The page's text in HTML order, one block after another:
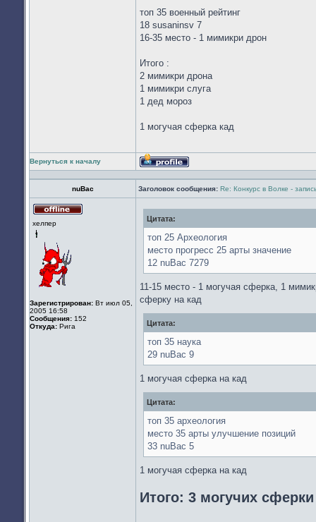
топ 35 военный рейтинг
18 susaninsv 7
16-35 место - 1 мимикри дрон
Итого :
2 мимикри дрона
1 мимикри слуга
1 дед мороз
1 могучая сферка кад
Вернуться к началу
Профиль
nuBac Заголовок сообщения: Re: Конкурс в Волке -
хелпер
Зарегистрирован: Вт июл 05,
2005 16:58
Сообщения: 152
Откуда: Рига
Цитата:
топ 25 Археология
место прогресс 25 арты значение
12 nuBac 7279
11-15 место - 1 могучая сферка, 1
сферку на кад
Цитата:
топ 35 наука
29 nuBac 9
1 могучая сферка на кад
Цитата:
топ 35 археология
место 35 арты улучшение позиций
33 nuBac 5
1 могучая сферка на кад
Итого: 3 могучих